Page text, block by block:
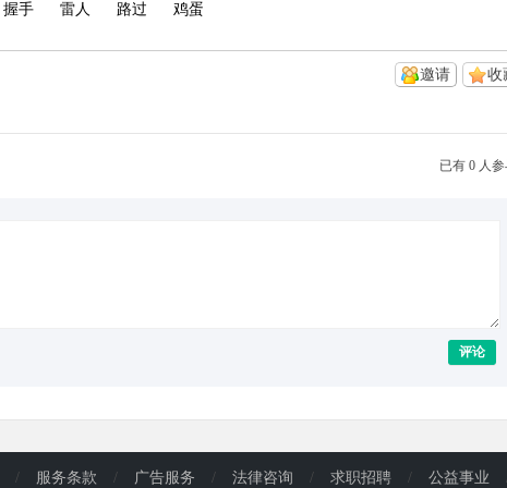
握手 雷人 路过 鸡蛋
收
邀请
已有 0 人
评论
/ 服务条款 / 广告服务 / 法律咨询 / 求职招聘 / 公益事业